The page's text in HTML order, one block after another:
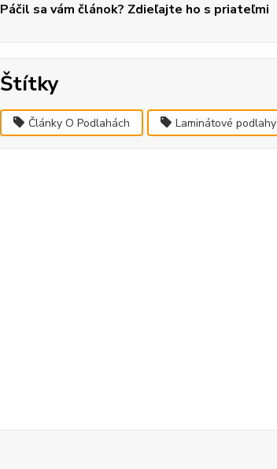
Páčil sa vám článok? Zdieľajte ho s priateľmi
Štítky
Články O Podlahách Laminátové podlahy